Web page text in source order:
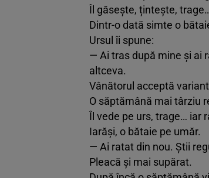
Îl găsește, țintește,
Dintr-o dată simte o
Ursul îi spune:
— Ai tras după mine și ai
altceva.
Vânătorul acceptă
O săptămână mai târziu
Îl vede pe urs, trage… iar
Iarăși, o bătaie pe umăr.
— Ai ratat din nou. Știi
Pleacă și mai supărat.